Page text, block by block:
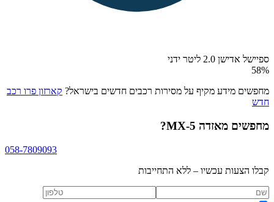
ספיישל אדישן 2.0 ליטר ידני
58%
מחפשים מידע מקיף על מסירות רכבים חדשים בישראל? קארזון פרו רכב
חדש
מחפשים מאזדה MX-5 ?
058-7809093
קבלו הצעות עכשיו – ללא התחייבות